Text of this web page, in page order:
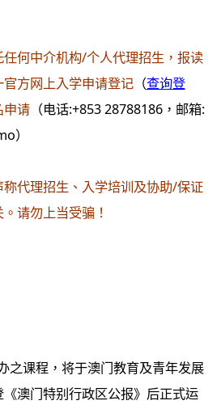
何中介机构/个人代理招生，报读
方网上入学申请登记（查询登
申请（电话:+853 28788186，邮箱:
）
代理招生、入学培训及协助/保证
请勿上当受骗！
之课程，将于澳门教育及青年发展
澳门特别行政区公报》后正式运